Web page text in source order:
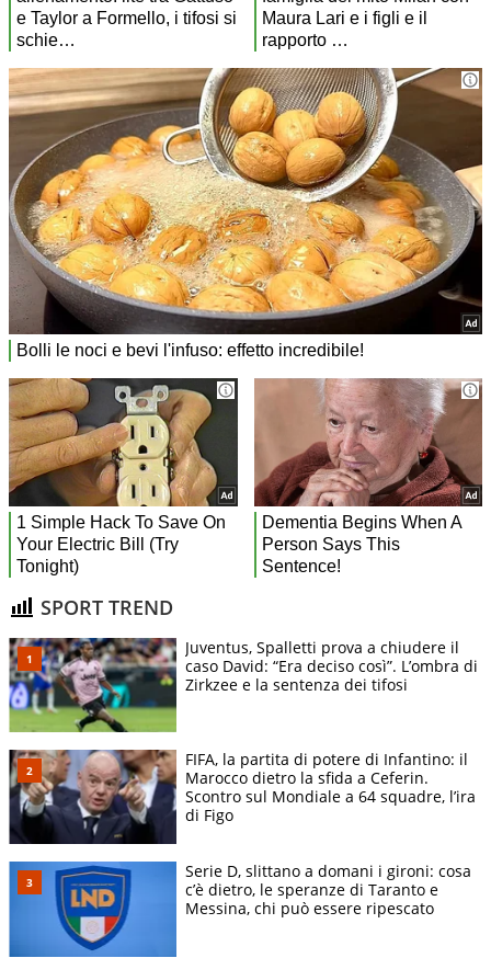
SPORT TREND
Juventus, Spalletti prova a chiudere il
caso David: “Era deciso così”. L’ombra di
Zirkzee e la sentenza dei tifosi
FIFA, la partita di potere di Infantino: il
Marocco dietro la sfida a Ceferin.
Scontro sul Mondiale a 64 squadre, l’ira
di Figo
Serie D, slittano a domani i gironi: cosa
c’è dietro, le speranze di Taranto e
Messina, chi può essere ripescato